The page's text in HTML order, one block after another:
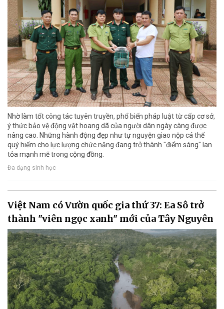
Nhờ làm tốt công tác tuyên truyền, phổ biến pháp luật từ cấp cơ sở,
ý thức bảo vệ động vật hoang dã của người dân ngày càng được
nâng cao. Những hành động đẹp như tự nguyện giao nộp cá thể
quý hiếm cho lực lượng chức năng đang trở thành "điểm sáng" lan
tỏa mạnh mẽ trong cộng đồng.
Đa dạng sinh học
Việt Nam có Vườn quốc gia thứ 37: Ea Sô trở
thành "viên ngọc xanh" mới của Tây Nguyên